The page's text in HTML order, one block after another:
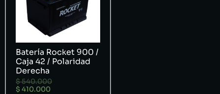
Batería Rocket 900 /
Caja 42 / Polaridad
Derecha
$540.000
$ 410.000